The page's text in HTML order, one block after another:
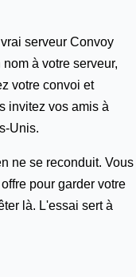
serveur Convoy
à votre serveur,
votre convoi et
invitez vos amis à
Unis.
ne se reconduit. Vous
pour garder votre
là. L'essai sert à